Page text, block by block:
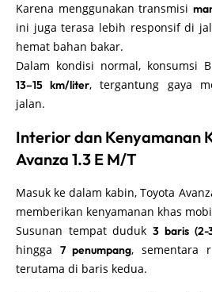
Karena menggunakan transmisi
ini juga terasa lebih responsif di
hemat bahan bakar.
Dalam kondisi normal, konsumsi
13–15 km/liter, tergantung gaya
jalan.
Interior dan Kenyamanan
Avanza 1.3 E M/T
Masuk ke dalam kabin, Toyota
memberikan kenyamanan khas
Susunan tempat duduk3 baris (2-
hingga 7 penumpang, sementara
terutama di baris kedua.